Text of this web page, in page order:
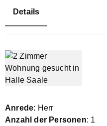
Details
Anrede: Herr
Anzahl der Personen: 1